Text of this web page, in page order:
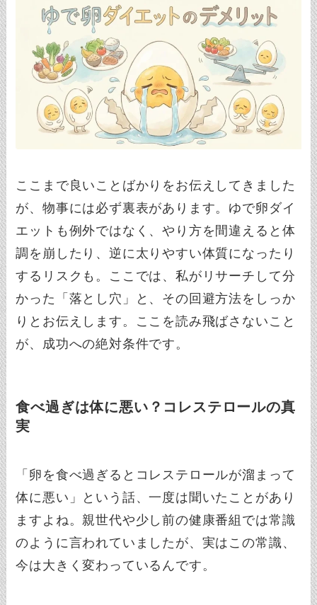
ここまで良いことばかりをお伝えしてきました
が、物事には必ず裏表があります。ゆで卵ダイ
エットも例外ではなく、やり方を間違えると体
調を崩したり、逆に太りやすい体質になったり
するリスクも。ここでは、私がリサーチして分
かった「落とし穴」と、その回避方法をしっか
りとお伝えします。ここを読み飛ばさないこと
が、成功への絶対条件です。
食べ過ぎは体に悪い？コレステロールの真
実
「卵を食べ過ぎるとコレステロールが溜まって
体に悪い」という話、一度は聞いたことがあり
ますよね。親世代や少し前の健康番組では常識
のように言われていましたが、実はこの常識、
今は大きく変わっているんです。